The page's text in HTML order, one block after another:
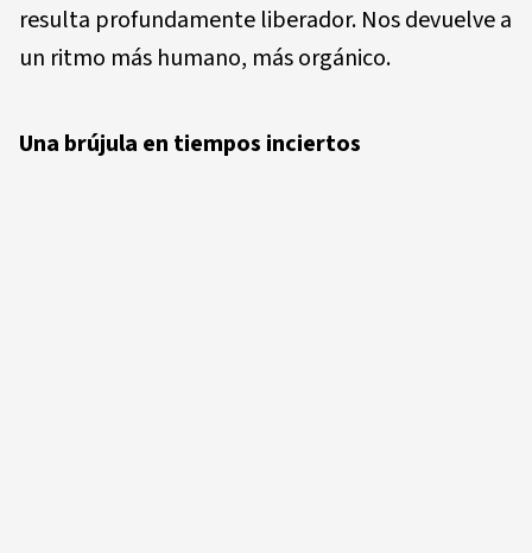
resulta profundamente liberador. Nos devuelve a
un ritmo más humano, más orgánico.
Una brújula en tiempos inciertos